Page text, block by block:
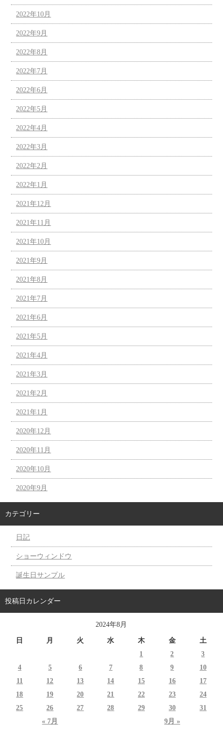
2022年10月
2022年9月
2022年8月
2022年7月
2022年6月
2022年5月
2022年4月
2022年3月
2022年2月
2022年1月
2021年12月
2021年11月
2021年10月
2021年9月
2021年8月
2021年7月
2021年6月
2021年5月
2021年4月
2021年3月
2021年2月
2021年1月
2020年12月
2020年11月
2020年10月
2020年9月
カテゴリー
日記
ショーウィンドウ
誕生日サンプル
投稿日カレンダー
2024年8月
日 月 火 水 木 金 土
« 7月 9月 »
1 2
3
4
5 6 7 8 9
10
11
12 13 14 15 16
17
18
19 20 21 22 23
24
25
26 27 28 29 30 31